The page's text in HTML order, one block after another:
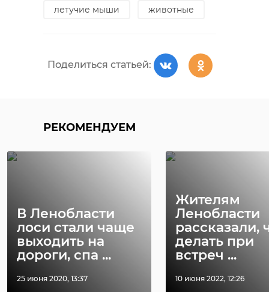
летучие мыши животные
Поделиться статьей:
РЕКОМЕНДУЕМ
В Ленобласти
лоси стали чаще
выходить на
дороги, спа ...
25 июня 2020, 13:37
Жителям
Ленобласти
рассказали,
делать при
встреч ...
10 июня 2022, 12:26